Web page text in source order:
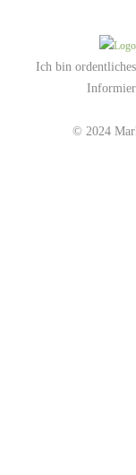
Ich bin
© 2024